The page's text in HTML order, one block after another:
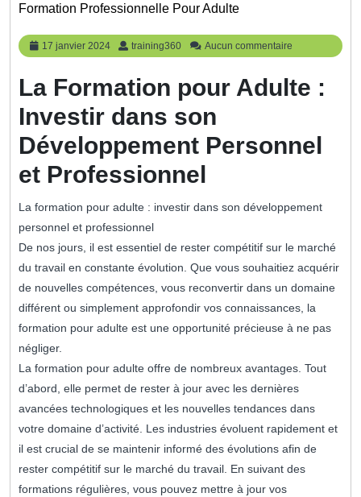
Formation Professionnelle Pour Adulte
17 janvier 2024
17
janvier
training360 training360
Aucun commentaire
La Formation pour Adulte :
Investir dans son
Développement Personnel
et Professionnel
La formation pour adulte : investir dans son développement
personnel et professionnel
De nos jours, il est essentiel de rester compétitif sur le marché
du travail en constante évolution. Que vous souhaitiez acquérir
de nouvelles compétences, vous reconvertir dans un domaine
différent ou simplement approfondir vos connaissances, la
formation pour adulte est une opportunité précieuse à ne pas
négliger.
La formation pour adulte offre de nombreux avantages. Tout
d’abord, elle permet de rester à jour avec les dernières
avancées technologiques et les nouvelles tendances dans
votre domaine d’activité. Les industries évoluent rapidement et
il est crucial de se maintenir informé des évolutions afin de
rester compétitif sur le marché du travail. En suivant des
formations régulières, vous pouvez mettre à jour vos